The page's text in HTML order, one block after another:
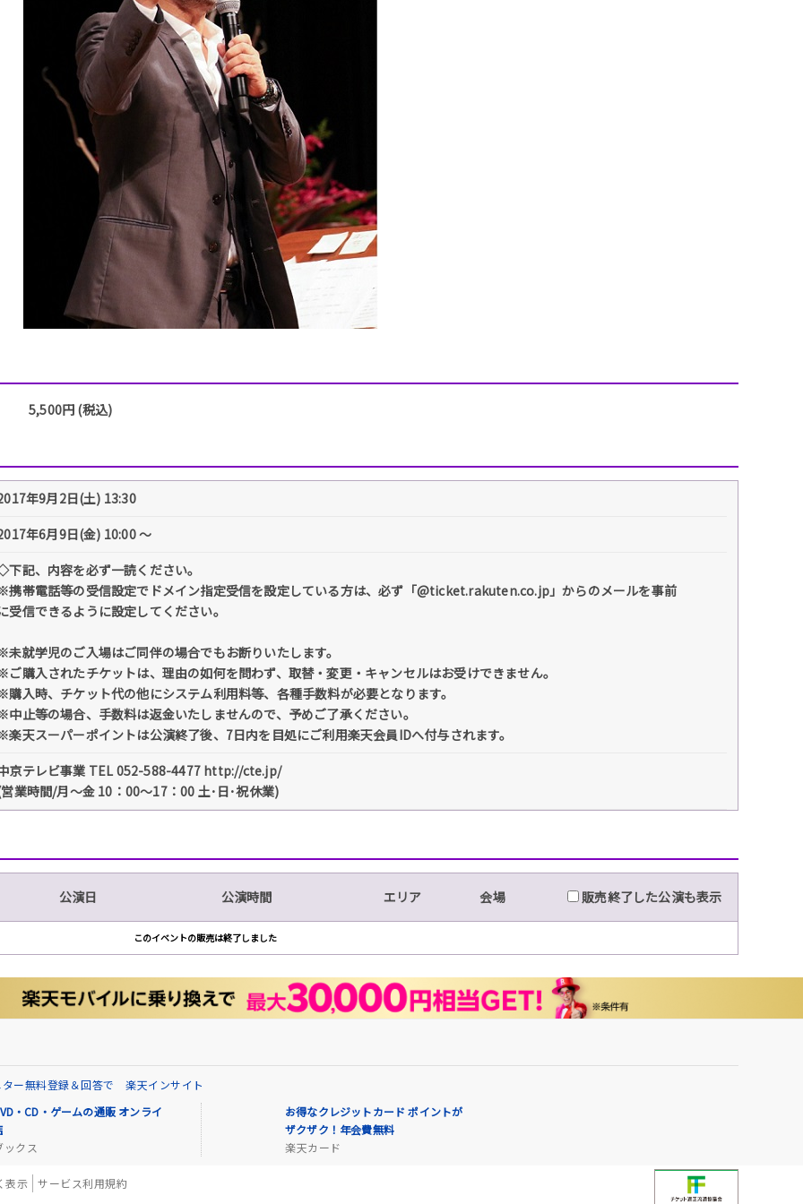
5,500円 (税込)
年9月2日(土) 13:30
年6月9日(金) 10:00 〜
下記、内容を必ず一読ください。
携帯電話等の受信設定でドメイン指定受信を設定している方は、必ず「@ticket.rakuten.co.jp」からのメールを事前
受信できるように設定してください。
未就学児のご入場はご同伴の場合でもお断りいたします。
ご購入されたチケットは、理由の如何を問わず、取替・変更・キャンセルはお受けできません。
購入時、チケット代の他にシステム利用料等、各種手数料が必要となります。
中止等の場合、手数料は返金いたしませんので、予めご了承ください。
楽天スーパーポイントは公演終了後、7日内を目処にご利用楽天会員IDへ付与されます。
京テレビ事業 TEL 052-588-4477 http://cte.jp/
業時間/月～金 10：00～17：00 土･日･祝休業)
公演日 公演時間 エリア 会場 販売終了した公演も表示
このイベントの販売は終了しました
ー無料登録＆回答で 楽天インサイト
・CD・ゲームの通販 オンライ
ックス
お得なクレジットカード ポイントが
ザクザク！年会費無料
楽天カード
表示 サービス利用規約